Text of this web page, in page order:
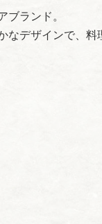
ブランド。
なデザインで、料